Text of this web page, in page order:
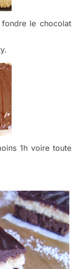
le chocolat
1h voire toute